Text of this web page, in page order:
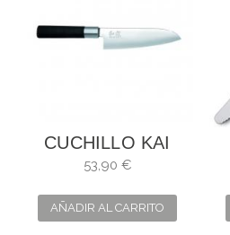
CUCHILLO KAI
SANTOKU. HOJA:
53,90 €
AÑADIR AL CARRITO